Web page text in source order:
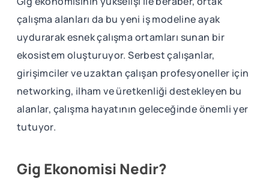
çalışma alanları da bu yeni iş modeline ayak
uydurarak esnek çalışma ortamları sunan bir
ekosistem oluşturuyor. Serbest çalışanlar,
girişimciler ve uzaktan çalışan profesyoneller için
networking, ilham ve üretkenliği destekleyen bu
alanlar, çalışma hayatının geleceğinde önemli yer
tutuyor.
Gig Ekonomisi Nedir?